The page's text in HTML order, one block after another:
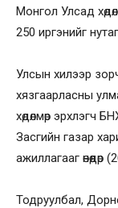
Монгол Улсад
250 иргэнийг
Улсын хилээр
хязгаарласны
хөдөлмөр эрхлэгч
Засгийн газар
ажиллагааг
Тодруулбал,